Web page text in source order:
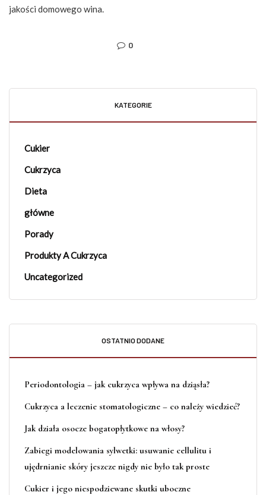
jakości domowego wina.
0
KATEGORIE
Cukier
Cukrzyca
Dieta
główne
Porady
Produkty A Cukrzyca
Uncategorized
OSTATNIO DODANE
Periodontologia – jak cukrzyca wpływa na dziąsła?
Cukrzyca a leczenie stomatologiczne – co należy wiedzieć?
Jak działa osocze bogatopłytkowe na włosy?
Zabiegi modelowania sylwetki: usuwanie cellulitu i
ujędrnianie skóry jeszcze nigdy nie było tak proste
Cukier i jego niespodziewane skutki uboczne